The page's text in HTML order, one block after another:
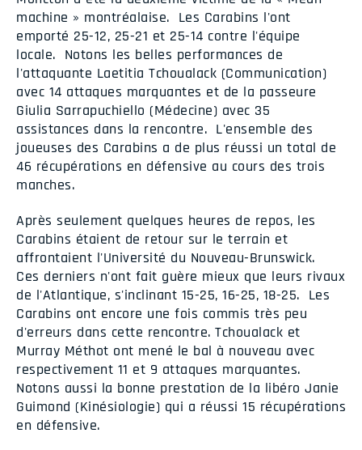
machine » montréalaise. Les Carabins l'ont
emporté 25-12, 25-21 et 25-14 contre l'équipe
locale. Notons les belles performances de
l'attaquante Laetitia Tchoualack (Communication)
avec 14 attaques marquantes et de la passeure
Giulia Sarrapuchiello (Médecine) avec 35
assistances dans la rencontre. L'ensemble des
joueuses des Carabins a de plus réussi un total de
46 récupérations en défensive au cours des trois
manches.
Après seulement quelques heures de repos, les
Carabins étaient de retour sur le terrain et
affrontaient l'Université du Nouveau-Brunswick.
Ces derniers n'ont fait guère mieux que leurs rivaux
de l'Atlantique, s'inclinant 15-25, 16-25, 18-25. Les
Carabins ont encore une fois commis très peu
d'erreurs dans cette rencontre. Tchoualack et
Murray Méthot ont mené le bal à nouveau avec
respectivement 11 et 9 attaques marquantes.
Notons aussi la bonne prestation de la libéro Janie
Guimond (Kinésiologie) qui a réussi 15 récupérations
en défensive.